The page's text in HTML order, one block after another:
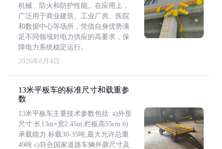
机械、防火和防护性能。在应用上，
广泛用于商业建筑、工业厂房、医院
和数据中心等场所，凭借自身优势满
足不同领域对电力供应的高要求，保
障电力系统稳定运行。
2026年8月4日
13米平板车的标准尺寸和载重参
数
13米平板车主要技术参数包括: a)外形
尺寸:长13m×宽2.45m,栏板高55cm b)
承载能力:标载30-35吨,最大允许总重
49吨 c)符合国家道路车辆外廓尺寸及